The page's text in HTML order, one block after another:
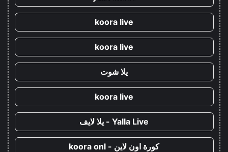
koora live
koora live
يلا شوت
koora live
Yalla Live - يلا لايف
كورة اون لاين - koora onl